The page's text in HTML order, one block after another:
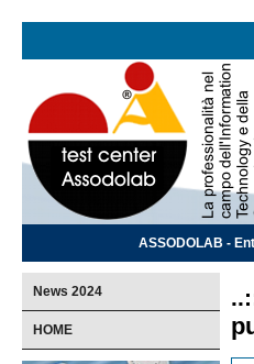
ASSODOLAB -
News 2024
HOME